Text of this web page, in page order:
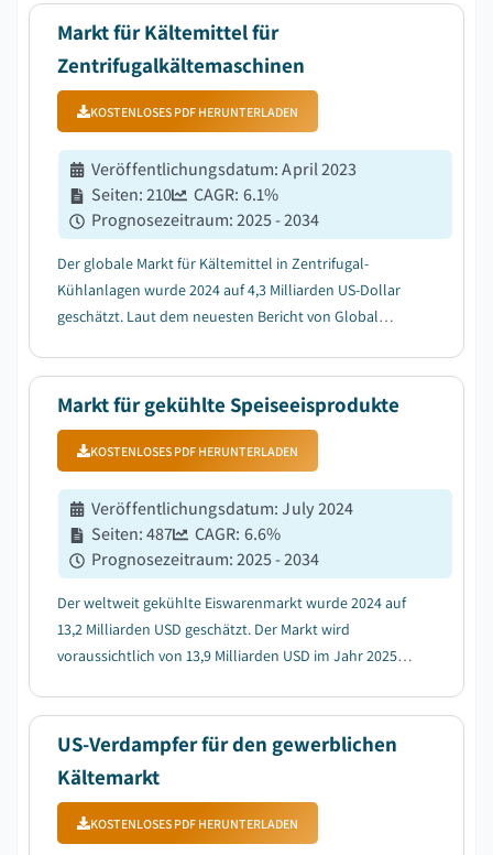
Markt für Kältemittel für
Zentrifugalkältemaschinen
KOSTENLOSES PDF HERUNTERLADEN
Veröffentlichungsdatum:April 2023
Seiten:210 CAGR: 6.1%
Prognosezeitraum:2025 - 2034
Der globale Markt für Kältemittel in Zentrifugal-
Kühlanlagen wurde 2024 auf 4,3 Milliarden US-Dollar
geschätzt. Laut dem neuesten Bericht von Global
US-Dollar im Jahr 2034 wachsen, mit ei...
Markt für gekühlte Speiseeisprodukte
KOSTENLOSES PDF HERUNTERLADEN
Veröffentlichungsdatum:July 2024
Seiten:487 CAGR: 6.6%
Prognosezeitraum:2025 - 2034
Der weltweit gekühlte Eiswarenmarkt wurde 2024 auf
13,2 Milliarden USD geschätzt. Der Markt wird
voraussichtlich von 13,9 Milliarden USD im Jahr 2025
US-Verdampfer für den gewerblichen
Kältemarkt
KOSTENLOSES PDF HERUNTERLADEN